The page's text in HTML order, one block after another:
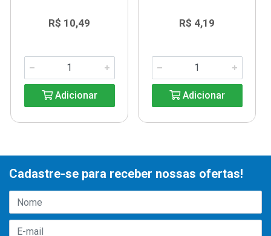
R$ 10,49
Adicionar
R$ 4,19
Adicionar
Cadastre-se para receber nossas ofertas!